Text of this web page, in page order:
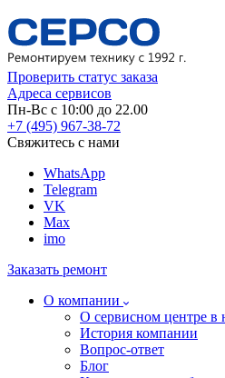
Проверить статус заказа
Адреса сервисов
Пн-Вс с 10:00 до 22.00
+7 (495) 967-38-72
Свяжитесь с нами
WhatsApp
Telegram
VK
Max
imo
Заказать ремонт
О компании
О сервисном центре в
История компании
Вопрос-ответ
Блог